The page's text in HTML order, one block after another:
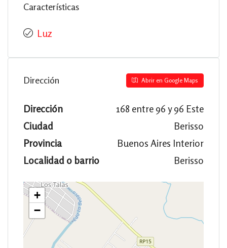
Características
Luz
Dirección Abrir en Google Maps
Dirección
168 entre 96 y 96 Este
Ciudad
Berisso
Provincia
Buenos Aires Interior
Localidad o barrio
Berisso
+
−